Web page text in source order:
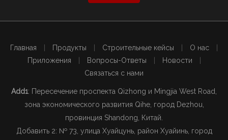
Главная Продукты Строительные кейсы О нас
Приложения
Вопросы-Ответы Новости
Связаться с нами
Add1: Пересечение проспекта Qizhong и Mingjia West Road,
зона экономического развития Qihe, город Dezhou,
провинция Shandong, Китай.
Добавить 2: № 73, улица Хуайцунь, район Хуайинь, город